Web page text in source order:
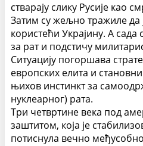
стварају слику Русије као
Затим су жељно тражиле да
користећи Украјину. А
за рат и подстичу
Ситуацију погоршава
европских елита и
њихов инстинкт за
нуклеарног) рата.
Три четвртине века под
заштитом, која је
потиснула вечно